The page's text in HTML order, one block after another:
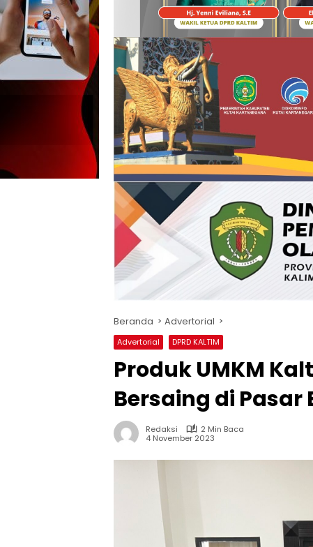
Beranda Advertorial
Advertorial DPRD KALTIM
Produk UMKM
Bersaing di Pasar
Redaksi
2 Min Baca
4 November 2023